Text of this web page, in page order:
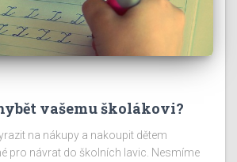
vašemu školákovi?
na nákupy a nakoupit dětem
pro návrat do školních lavic. Nesmíme